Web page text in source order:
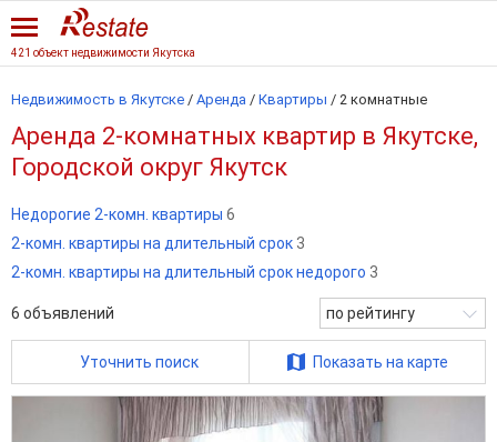
421 объект недвижимости Якутска
Недвижимость в Якутске / Аренда / Квартиры / 2 комнатные
Аренда 2-комнатных квартир в Якутске,
Городской округ Якутск
Недорогие 2-комн. квартиры 6
2-комн. квартиры на длительный срок 3
2-комн. квартиры на длительный срок недорого 3
6 объявлений по рейтингу
Уточнить поиск Показать на карте